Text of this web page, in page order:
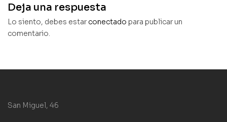
íntima
Deja una respuesta
Lo siento, debes estar conectado para publicar un
comentario.
San Miguel, 46